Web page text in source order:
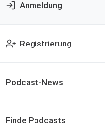
Anmeldung
Registrierung
Podcast-News
Finde Podcasts